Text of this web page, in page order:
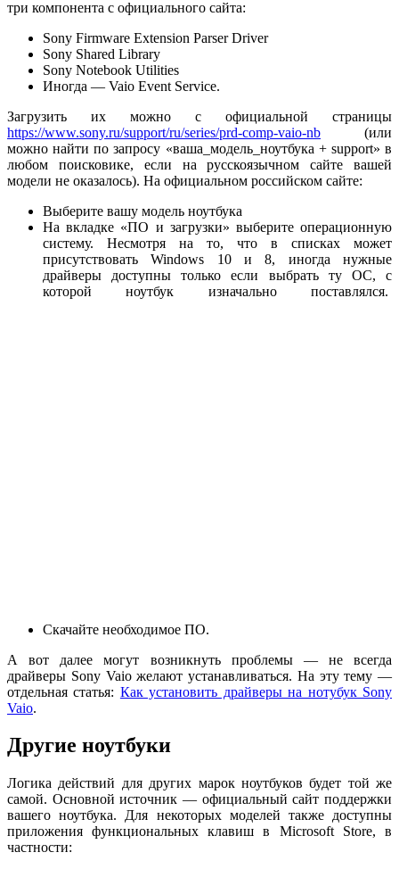
три компонента с официального сайта:
Sony Firmware Extension Parser Driver
Sony Shared Library
Sony Notebook Utilities
Иногда — Vaio Event Service.
Загрузить их можно с официальной страницы
https://www.sony.ru/support/ru/series/prd-comp-vaio-nb (или
можно найти по запросу «ваша_модель_ноутбука + support» в
любом поисковике, если на русскоязычном сайте вашей
модели не оказалось). На официальном российском сайте:
Выберите вашу модель ноутбука
На вкладке «ПО и загрузки» выберите операционную
систему. Несмотря на то, что в списках может
присутствовать Windows 10 и 8, иногда нужные
драйверы доступны только если выбрать ту ОС, с
которой ноутбук изначально поставлялся.
Скачайте необходимое ПО.
А вот далее могут возникнуть проблемы — не всегда
драйверы Sony Vaio желают устанавливаться. На эту тему —
отдельная статья: Как установить драйверы на нотубук Sony
Vaio.
Другие ноутбуки
Логика действий для других марок ноутбуков будет той же
самой. Основной источник — официальный сайт поддержки
вашего ноутбука. Для некоторых моделей также доступны
приложения функциональных клавиш в Microsoft Store, в
частности: